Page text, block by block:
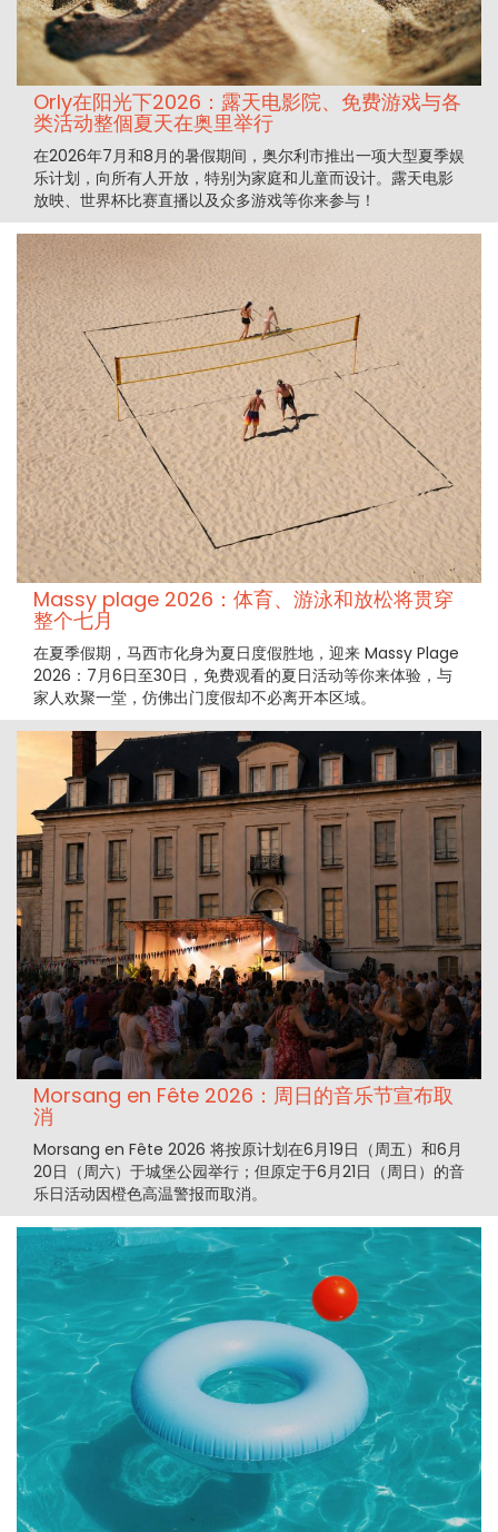
Orly在阳光下2026：露天电影院、免费游戏与各
类活动整個夏天在奥里举行
在2026年7月和8月的暑假期间，奥尔利市推出一项大型夏季娱
乐计划，向所有人开放，特别为家庭和儿童而设计。露天电影
放映、世界杯比赛直播以及众多游戏等你来参与！
Massy plage 2026：体育、游泳和放松将贯穿
整个七月
在夏季假期，马西市化身为夏日度假胜地，迎来 Massy Plage
2026：7月6日至30日，免费观看的夏日活动等你来体验，与
家人欢聚一堂，仿佛出门度假却不必离开本区域。
Morsang en Fête 2026：周日的音乐节宣布取
消
Morsang en Fête 2026 将按原计划在6月19日（周五）和6月
20日（周六）于城堡公园举行；但原定于6月21日（周日）的音
乐日活动因橙色高温警报而取消。